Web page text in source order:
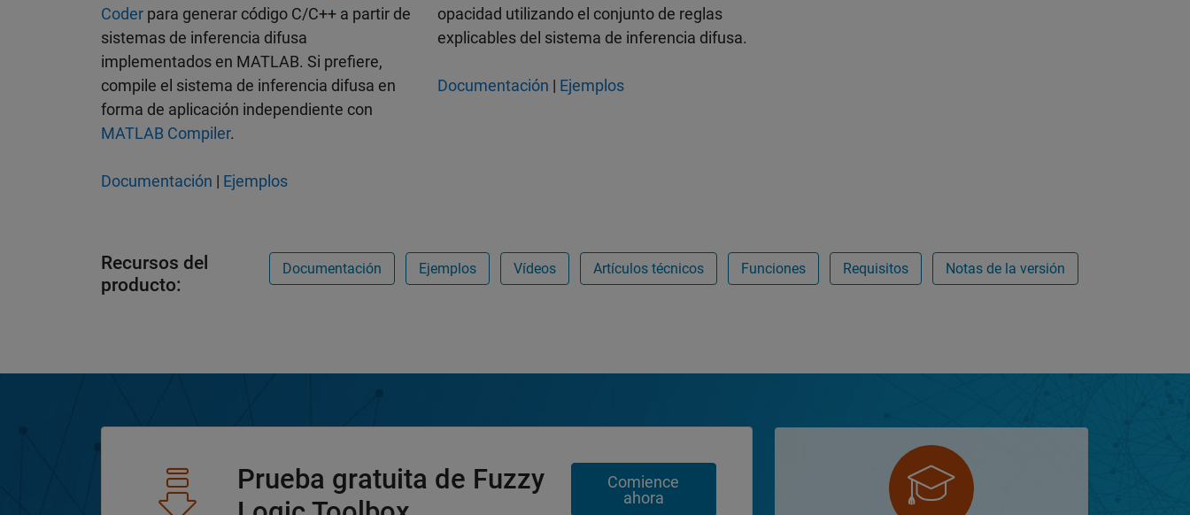
Coder para generar código C/C++ a partir de
sistemas de inferencia difusa
implementados en MATLAB. Si prefiere,
compile el sistema de inferencia difusa en
forma de aplicación independiente con
MATLAB Compiler.
Documentación | Ejemplos
opacidad utilizando el conjunto de reglas
explicables del sistema de inferencia difusa.
Documentación | Ejemplos
Recursos del
producto:
Documentación Ejemplos Vídeos Artículos técnicos Funciones Requisitos Notas de la versión
Prueba gratuita de Fuzzy
Comience
ahora